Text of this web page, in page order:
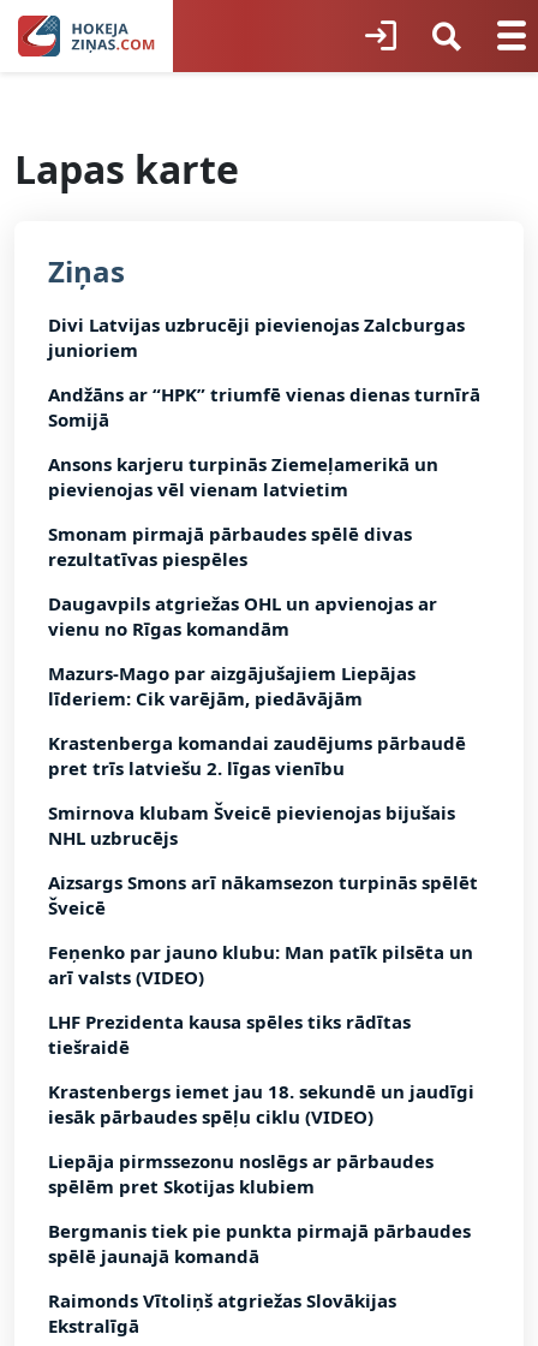
Lapas karte
Ziņas
Divi Latvijas uzbrucēji pievienojas Zalcburgas
junioriem
Andžāns ar “HPK” triumfē vienas dienas turnīrā
Somijā
Ansons karjeru turpinās Ziemeļamerikā un
pievienojas vēl vienam latvietim
Smonam pirmajā pārbaudes spēlē divas
rezultatīvas piespēles
Daugavpils atgriežas OHL un apvienojas ar
vienu no Rīgas komandām
Mazurs-Mago par aizgājušajiem Liepājas
līderiem: Cik varējām, piedāvājām
Krastenberga komandai zaudējums pārbaudē
pret trīs latviešu 2. līgas vienību
Smirnova klubam Šveicē pievienojas bijušais
NHL uzbrucējs
Aizsargs Smons arī nākamsezon turpinās spēlēt
Šveicē
Feņenko par jauno klubu: Man patīk pilsēta un
arī valsts (VIDEO)
LHF Prezidenta kausa spēles tiks rādītas
tiešraidē
Krastenbergs iemet jau 18. sekundē un jaudīgi
iesāk pārbaudes spēļu ciklu (VIDEO)
Liepāja pirmssezonu noslēgs ar pārbaudes
spēlēm pret Skotijas klubiem
Bergmanis tiek pie punkta pirmajā pārbaudes
spēlē jaunajā komandā
Raimonds Vītoliņš atgriežas Slovākijas
Ekstralīgā